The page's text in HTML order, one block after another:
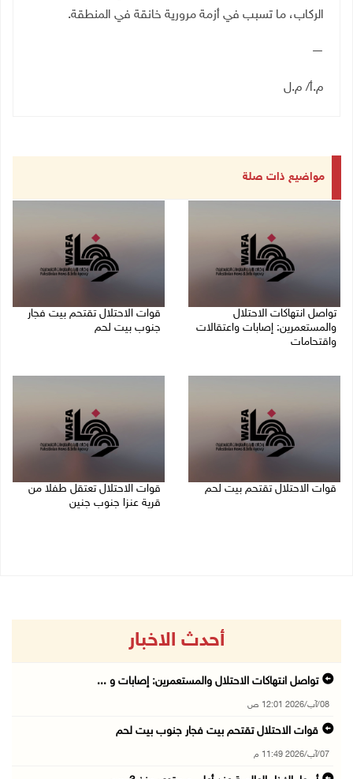
الركاب، ما تسبب في أزمة مرورية خانقة في المنطقة.
—
م.أ/ م.ل
مواضيع ذات صلة
تواصل انتهاكات الاحتلال
والمستعمرين: إصابات واعتقالات
واقتحامات
قوات الاحتلال تقتحم بيت فجار
جنوب بيت لحم
قوات الاحتلال تقتحم بيت لحم
قوات الاحتلال تعتقل طفلا من
قرية عنزا جنوب جنين
أحدث الاخبار
تواصل انتهاكات الاحتلال والمستعمرين: إصابات و ...
08/آب/2026 12:01 ص
قوات الاحتلال تقتحم بيت فجار جنوب بيت لحم
07/آب/2026 11:49 م